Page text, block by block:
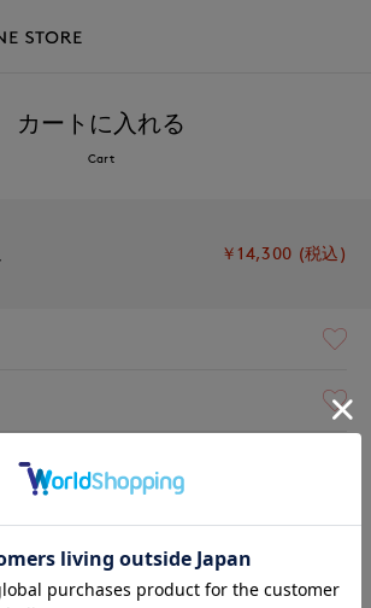
カートに入れる
Cart
￥14,300 (税込)